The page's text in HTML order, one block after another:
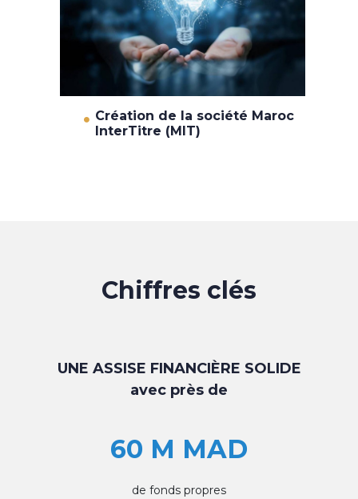
Création de la société Maroc
InterTitre (MIT)
Chiffres clés
UNE ASSISE FINANCIÈRE SOLIDE
avec près de
60 M MAD
de fonds propres